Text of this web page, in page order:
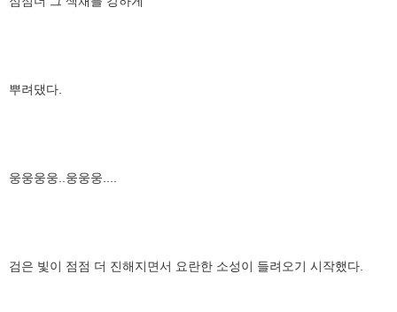
뿌려댔다.
웅웅웅웅..웅웅웅....
검은 빛이 점점 더 진해지면서 요란한 소성이 들려오기 시작했다.